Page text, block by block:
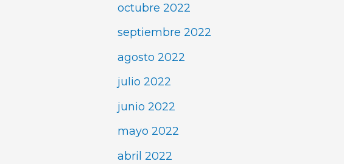
octubre 2022
septiembre 2022
agosto 2022
julio 2022
junio 2022
mayo 2022
abril 2022